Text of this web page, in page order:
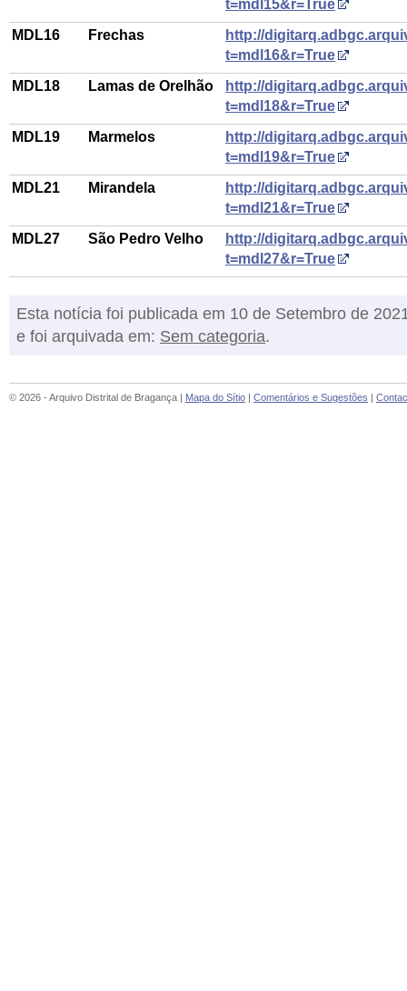
t=mdl15&r=True
MDL16
Frechas
http://
t=mdl16&r=True
MDL18
Lamas de Orelhão
http://
t=mdl18&r=True
MDL19
Marmelos
http://
t=mdl19&r=True
MDL21
Mirandela
http://
t=mdl21&r=True
MDL27
São Pedro Velho
http://
t=mdl27&r=True
Esta notícia foi publicada em 10 de Setembro de
e foi arquivada em: Sem categoria.
© 2026 - Arquivo Distrital de Bragança | Mapa do Sítio | Comentários e Sugestões |